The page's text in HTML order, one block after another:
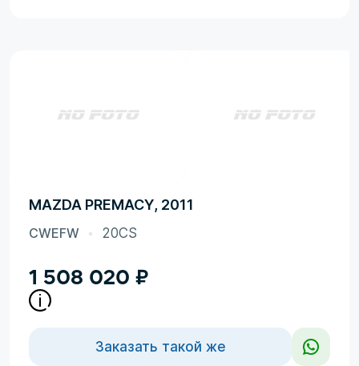
MAZDA PREMACY, 2011
CWEFW 20CS
1 508 020 ₽
Заказать такой же